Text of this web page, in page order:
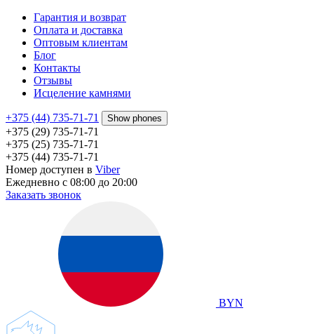
Гарантия и возврат
Оплата и доставка
Оптовым клиентам
Блог
Контакты
Отзывы
Исцеление камнями
+375 (44) 735-71-71 Show phones
+375 (29) 735-71-71
+375 (25) 735-71-71
+375 (44) 735-71-71
Номер доступен в Viber
Ежедневно с 08:00 до 20:00
Заказать звонок
BYN